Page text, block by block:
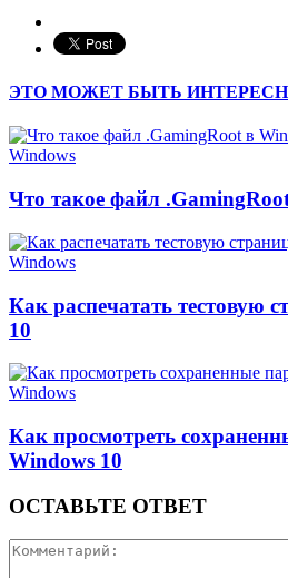
ЭТО МОЖЕТ БЫТЬ
Windows
Что такое файл
Windows
Как распечатать тестовую
10
Windows
Как просмотреть
Windows 10
ОСТАВЬТЕ ОТВЕТ